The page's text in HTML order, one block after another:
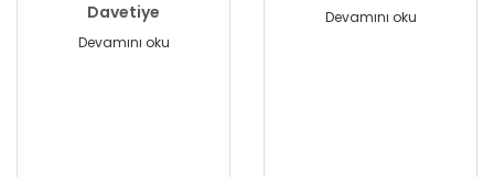
Davetiye
Devamını oku
Devamını oku